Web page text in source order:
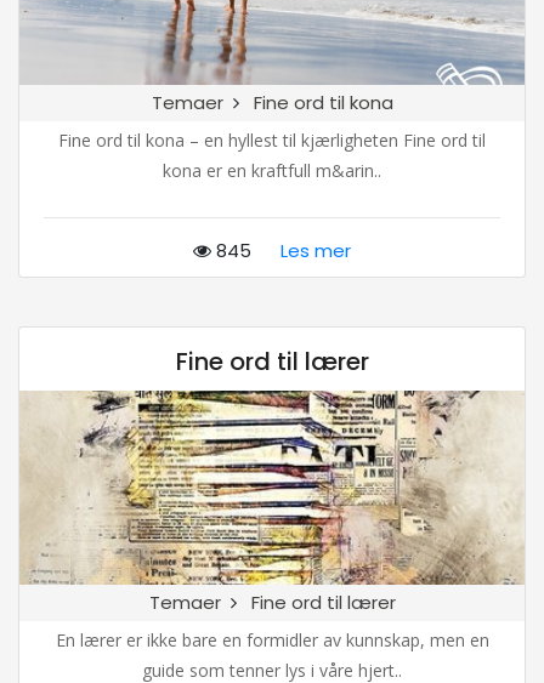
Temaer Fine ord til kona
Fine ord til kona – en hyllest til kjærligheten Fine ord til
kona er en kraftfull m&arin..
845 Les mer
Fine ord til lærer
Temaer Fine ord til lærer
En lærer er ikke bare en formidler av kunnskap, men en
guide som tenner lys i våre hjert..